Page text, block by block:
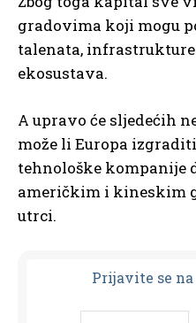
gradovima koji mogu
talenata,
ekosustava.
A upravo će sljedećih
može li Europa
tehnološke kompanije
američkim i kineskim
utrci.
Prijavite se